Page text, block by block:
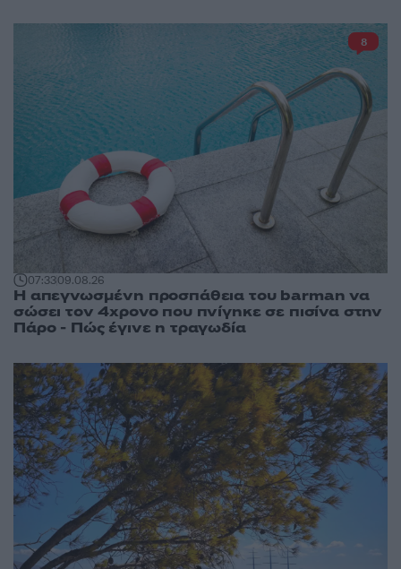
07:3309.08.26
Η απεγνωσμένη προσπάθεια του barman να
σώσει τον 4χρονο που πνίγηκε σε πισίνα στην
Πάρο - Πώς έγινε η τραγωδία
8